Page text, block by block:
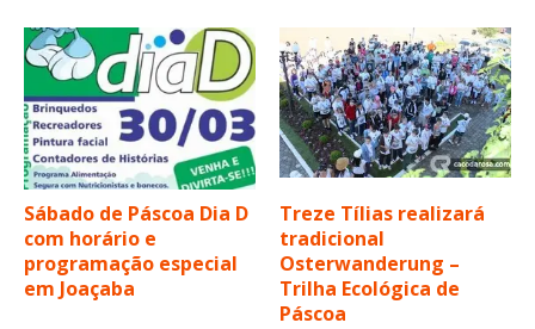
Sábado de Páscoa Dia D
com horário e
programação especial
em Joaçaba
Treze Tílias realizará
tradicional
Osterwanderung –
Trilha Ecológica de
Páscoa